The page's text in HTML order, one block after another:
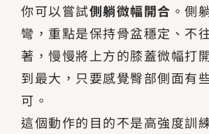
你可以嘗試側躺微幅開合 。側
彎，重點是保持骨盆穩定、不
著，慢慢將上方的膝蓋微幅打
到最大，只要感覺臀部側面有
可。
這個動作的目的不是高強度訓